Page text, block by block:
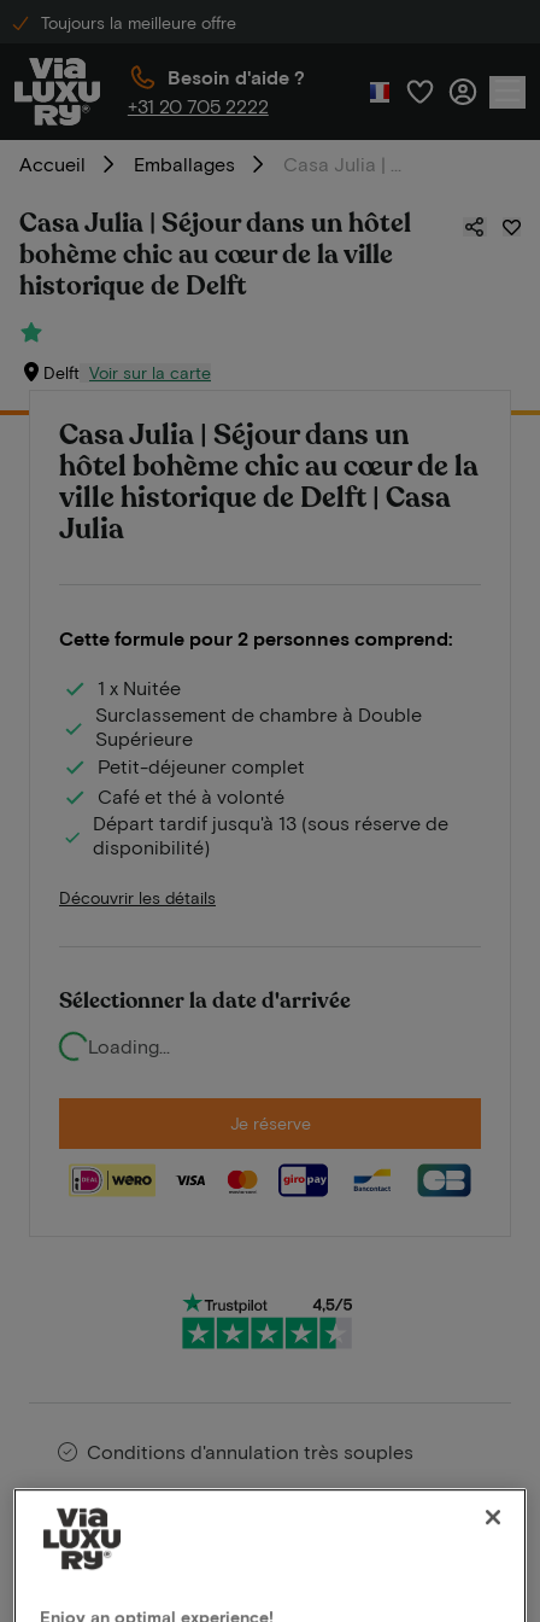
Toujours la meilleure offre
Besoin d'aide ?
+31 20 705 2222
Accueil Emballages
Casa Julia | Séjour dans un hôtel
bohème chic au cœur de la ville
historique de Delft
Delft Voir sur la carte
Casa Julia | Séjour dans un
hôtel bohème chic au cœur de la
ville historique de Delft | Casa
Julia
Cette formule pour 2 personnes comprend:
1 x Nuitée
Surclassement de chambre à Double
Supérieure
Petit-déjeuner complet
Café et thé à volonté
Départ tardif jusqu'à 13 (sous réserve de
disponibilité)
Découvrir les détails
Sélectionner la date d'arrivée
Loading...
Je réserve
Conditions d'annulation très souples
Profitez instantanément de fortes remises
Les membres VIP bénéficient d'offres
spéciales
Enjoy an optimal experience!